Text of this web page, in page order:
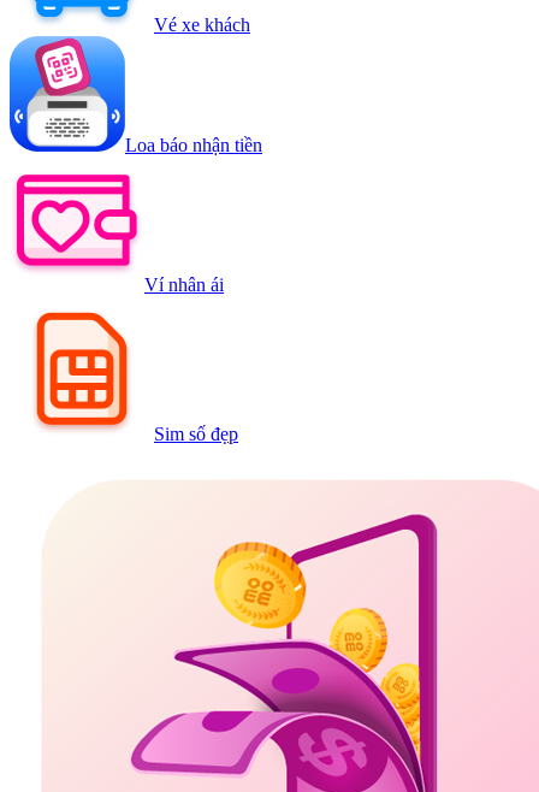
Vé xe khách
Loa báo nhận tiền
Ví nhân ái
Sim số đẹp